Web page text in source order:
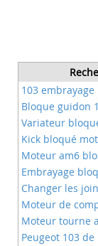
103
Bloque guidon
Variateur
Kick bloqué
Moteur am6
Embrayage
Changer les
Moteur de
Moteur tourne
Peugeot 103